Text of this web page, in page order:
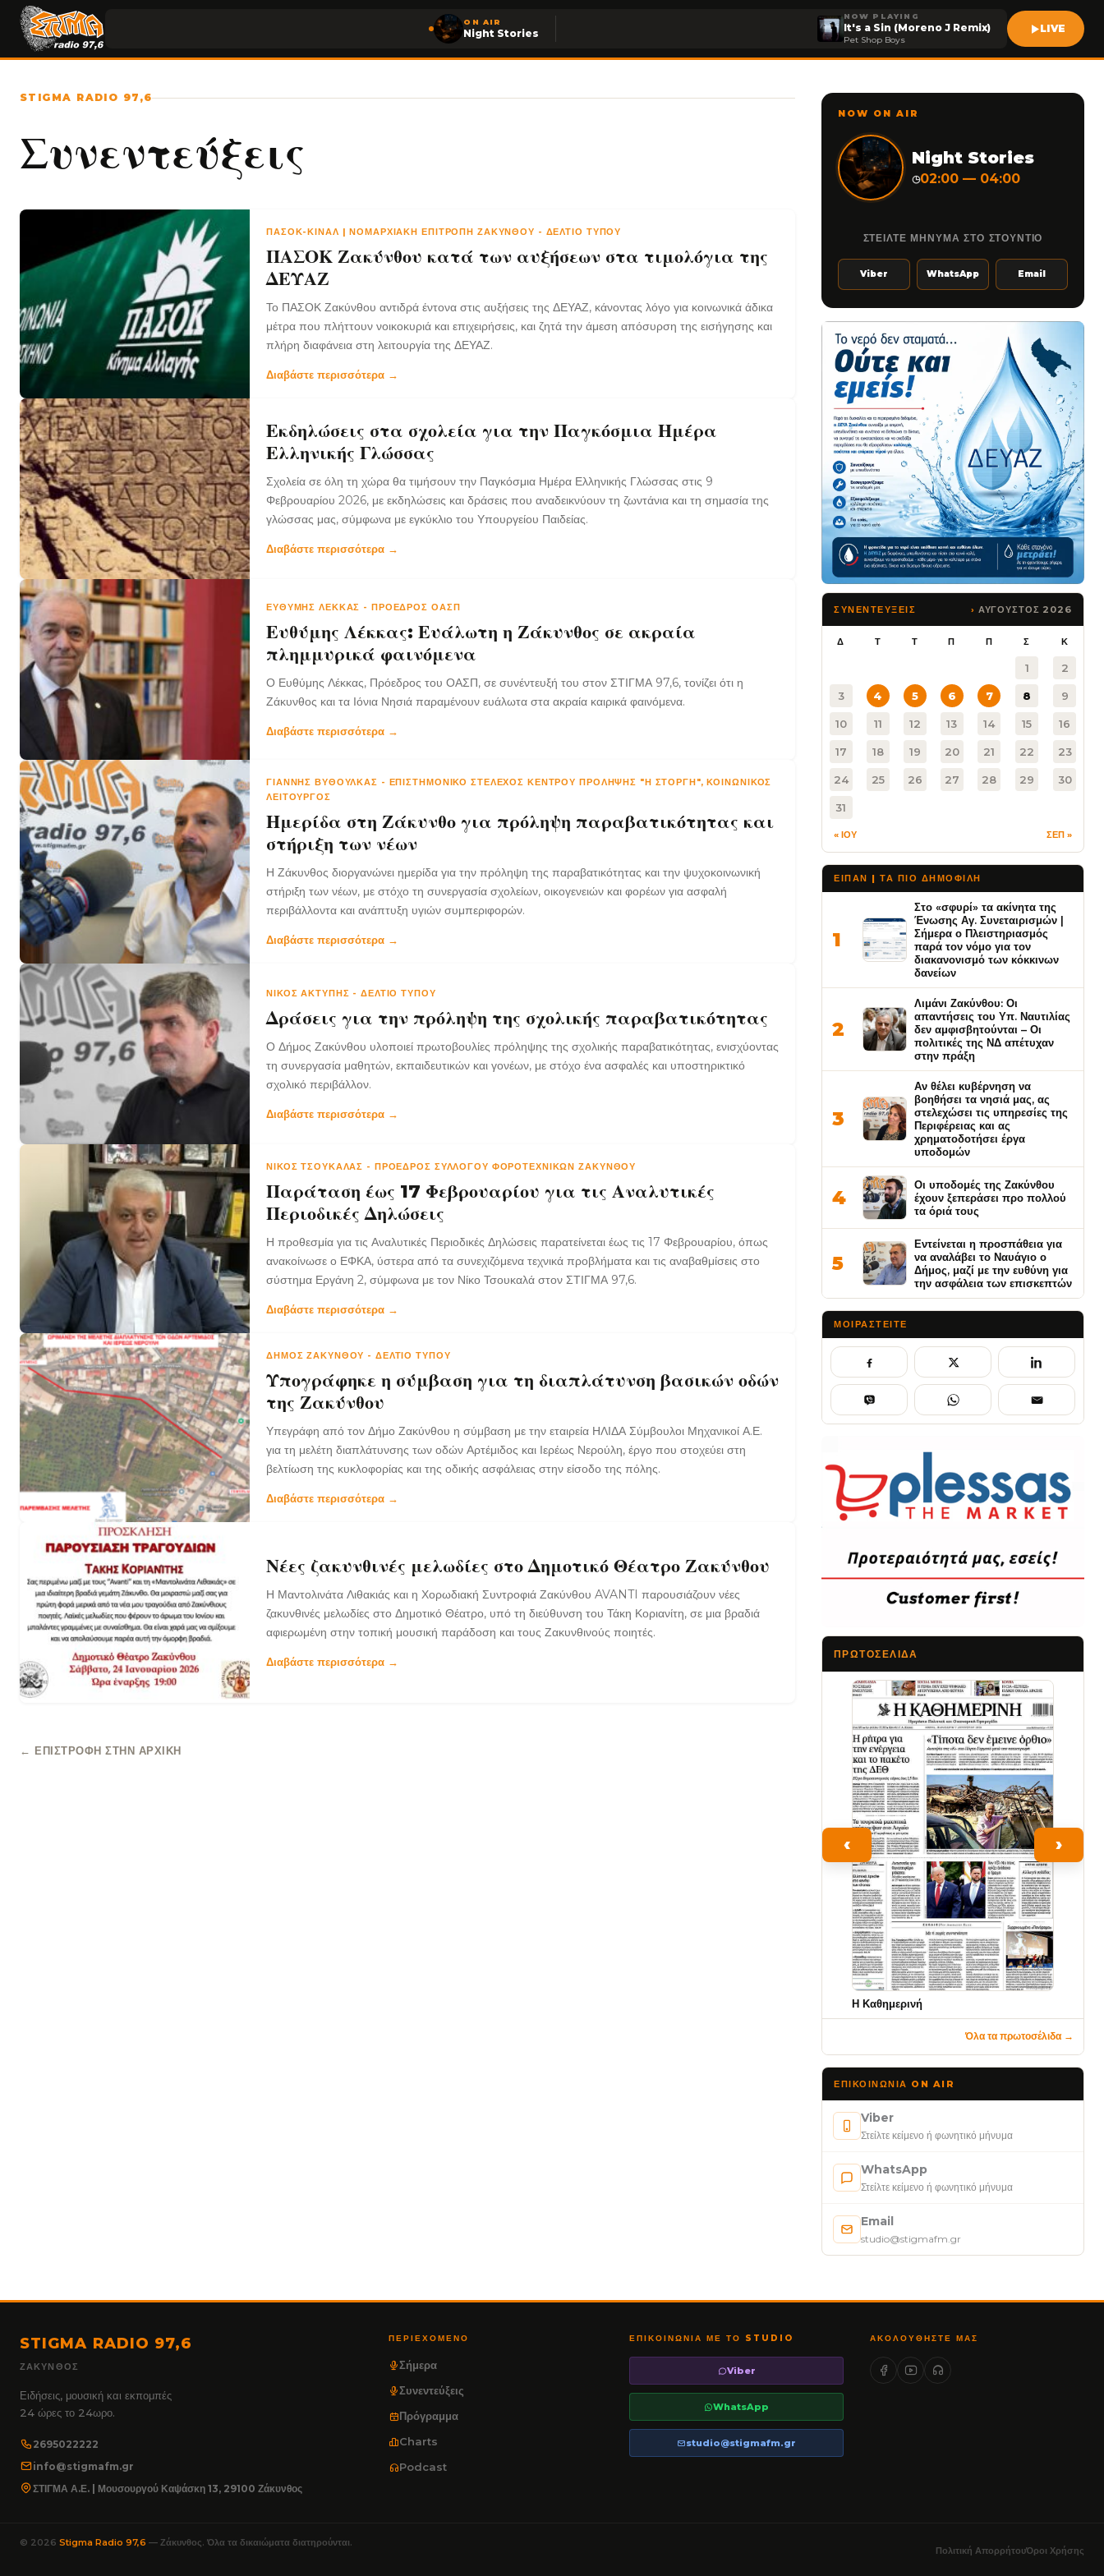
ON AIR
Night Stories
NOW PLAYING
It's a Sin (Moreno J Remix)
Pet Shop Boys
LIVE
STIGMA RADIO 97,6
Συνεντεύξεις
ΠΑΣΟΚ-ΚΙΝΑΛ | ΝΟΜΑΡΧΙΑΚΉ ΕΠΙΤΡΟΠΉ ΖΑΚΎΝΘΟΥ - ΔΕΛΤΊΟ ΤΎΠΟΥ
ΠΑΣΟΚ Ζακύνθου κατά των αυξήσεων στα τιμολόγια της
ΔΕΥΑΖ
Το ΠΑΣΟΚ Ζακύνθου αντιδρά έντονα στις αυξήσεις της ΔΕΥΑΖ, κάνοντας λόγο για κοινωνικά άδικα
μέτρα που πλήττουν νοικοκυριά και επιχειρήσεις, και ζητά την άμεση απόσυρση της εισήγησης και
πλήρη διαφάνεια στη λειτουργία της ΔΕΥΑΖ.
Διαβάστε περισσότερα →
Εκδηλώσεις στα σχολεία για την Παγκόσμια Ημέρα
Ελληνικής Γλώσσας
Σχολεία σε όλη τη χώρα θα τιμήσουν την Παγκόσμια Ημέρα Ελληνικής Γλώσσας στις 9
Φεβρουαρίου 2026, με εκδηλώσεις και δράσεις που αναδεικνύουν τη ζωντάνια και τη σημασία της
γλώσσας μας, σύμφωνα με εγκύκλιο του Υπουργείου Παιδείας.
Διαβάστε περισσότερα →
ΕΥΘΎΜΗΣ ΛΈΚΚΑΣ - ΠΡΌΕΔΡΟΣ ΟΑΣΠ
Ευθύμης Λέκκας: Ευάλωτη η Ζάκυνθος σε ακραία
πλημμυρικά φαινόμενα
Ο Ευθύμης Λέκκας, Πρόεδρος του ΟΑΣΠ, σε συνέντευξή του στον ΣΤΙΓΜΑ 97,6, τονίζει ότι η
Ζάκυνθος και τα Ιόνια Νησιά παραμένουν ευάλωτα στα ακραία καιρικά φαινόμενα.
Διαβάστε περισσότερα →
ΓΙΆΝΝΗΣ ΒΥΘΟΎΛΚΑΣ - ΕΠΙΣΤΗΜΟΝΙΚΌ ΣΤΈΛΕΧΟΣ ΚΈΝΤΡΟΥ ΠΡΌΛΗΨΗΣ "Η ΣΤΟΡΓΉ", ΚΟΙΝΩΝΙΚΌΣ
ΛΕΙΤΟΥΡΓΌΣ
Ημερίδα στη Ζάκυνθο για πρόληψη παραβατικότητας και
στήριξη των νέων
Η Ζάκυνθος διοργανώνει ημερίδα για την πρόληψη της παραβατικότητας και την ψυχοκοινωνική
στήριξη των νέων, με στόχο τη συνεργασία σχολείων, οικογενειών και φορέων για ασφαλή
περιβάλλοντα και ανάπτυξη υγιών συμπεριφορών.
Διαβάστε περισσότερα →
ΝΊΚΟΣ ΑΚΤΎΠΗΣ -ΔΕΛΤΊΟ ΤΎΠΟΥ
Δράσεις για την πρόληψη της σχολικής παραβατικότητας
Ο Δήμος Ζακύνθου υλοποιεί πρωτοβουλίες πρόληψης της σχολικής παραβατικότητας, ενισχύοντας
τη συνεργασία μαθητών, εκπαιδευτικών και γονέων, με στόχο ένα ασφαλές και υποστηρικτικό
σχολικό περιβάλλον.
Διαβάστε περισσότερα →
ΝΊΚΟΣ ΤΣΟΥΚΑΛΆΣ - ΠΡΌΕΔΡΟΣ ΣΥΛΛΌΓΟΥ ΦΟΡΟΤΕΧΝΙΚΏΝ ΖΑΚΎΝΘΟΥ
Παράταση έως 17 Φεβρουαρίου για τις Αναλυτικές
Περιοδικές Δηλώσεις
Η προθεσμία για τις Αναλυτικές Περιοδικές Δηλώσεις παρατείνεται έως τις 17 Φεβρουαρίου, όπως
ανακοίνωσε ο ΕΦΚΑ, ύστερα από τα συνεχιζόμενα τεχνικά προβλήματα και τις αναβαθμίσεις στο
σύστημα Εργάνη 2, σύμφωνα με τον Νίκο Τσουκαλά στον ΣΤΙΓΜΑ 97,6.
Διαβάστε περισσότερα →
ΔΉΜΟΣ ΖΑΚΎΝΘΟΥ - ΔΕΛΤΊΟ ΤΎΠΟΥ
Υπογράφηκε η σύμβαση για τη διαπλάτυνση βασικών οδών
της Ζακύνθου
Υπεγράφη από τον Δήμο Ζακύνθου η σύμβαση με την εταιρεία ΗΛΙΔΑ Σύμβουλοι Μηχανικοί Α.Ε.
για τη μελέτη διαπλάτυνσης των οδών Αρτέμιδος και Ιερέως Νερούλη, έργο που στοχεύει στη
βελτίωση της κυκλοφορίας και της οδικής ασφάλειας στην είσοδο της πόλης.
Διαβάστε περισσότερα →
Νέες ζακυνθινές μελωδίες στο Δημοτικό Θέατρο Ζακύνθου
Η Μαντολινάτα Λιθακιάς και η Χορωδιακή Συντροφιά Ζακύνθου AVANTI παρουσιάζουν νέες
ζακυνθινές μελωδίες στο Δημοτικό Θέατρο, υπό τη διεύθυνση του Τάκη Κοριανίτη, σε μια βραδιά
αφιερωμένη στην τοπική μουσική παράδοση και τους Ζακυνθινούς ποιητές.
Διαβάστε περισσότερα →
← ΕΠΙΣΤΡΟΦΉ ΣΤΗΝ ΑΡΧΙΚΉ
NOW ON AIR
Night Stories
◷02:00 — 04:00
ΣΤΕΙΛΤΕ ΜΗΝΥΜΑ ΣΤΟ ΣΤΟΥΝΤΙΟ
Viber WhatsApp Email
ΣΥΝΕΝΤΕΥΞΕΙΣ ΑΥΓΟΥΣΤΟΣ 2026
Δ Τ Τ Π Π Σ Κ
1 2
3 4 5 6 7 8 9
10 11 12 13 14 15 16
17 18 19 20 21 22 23
24 25 26 27 28 29 30
31
« ΙΟΥ ΣΕΠ »
ΕΙΠΑΝ | ΤΑ ΠΙΟ ΔΗΜΟΦΙΛΉ
1
Στο «σφυρί» τα ακίνητα της
Ένωσης Αγ. Συνεταιρισμών |
Σήμερα ο Πλειστηριασμός
παρά τον νόμο για τον
διακανονισμό των κόκκινων
δανείων
2
Λιμάνι Ζακύνθου: Οι
απαντήσεις του Υπ. Ναυτιλίας
δεν αμφισβητούνται – Οι
πολιτικές της ΝΔ απέτυχαν
στην πράξη
3
Αν θέλει κυβέρνηση να
βοηθήσει τα νησιά μας, ας
στελεχώσει τις υπηρεσίες της
Περιφέρειας και ας
χρηματοδοτήσει έργα
υποδομών
4
Οι υποδομές της Ζακύνθου
έχουν ξεπεράσει προ πολλού
τα όριά τους
5
Εντείνεται η προσπάθεια για
να αναλάβει το Ναυάγιο ο
Δήμος, μαζί με την ευθύνη για
την ασφάλεια των επισκεπτών
ΜΟΙΡΑΣΤΕΊΤΕ
ΠΡΩΤΟΣΈΛΙΔΑ
‹
Η Καθημερινή
›
Όλα τα πρωτοσέλιδα →
ΕΠΙΚΟΙΝΩΝΊΑ ON AIR
Viber
Στείλτε κείμενο ή φωνητικό μήνυμα
WhatsApp
Στείλτε κείμενο ή φωνητικό μήνυμα
Email
studio@stigmafm.gr
STIGMA RADIO 97,6
ΖΆΚΥΝΘΟΣ
Ειδήσεις, μουσική και εκπομπές
24 ώρες το 24ωρο.
2695022222
info@stigmafm.gr
ΣΤΙΓΜΑ Α.Ε. | Μουσουργού Καψάσκη 13, 29100 Ζάκυνθος
ΠΕΡΙΕΧΌΜΕΝΟ
Σήμερα
Συνεντεύξεις
Πρόγραμμα
Charts
Podcast
ΕΠΙΚΟΙΝΩΝΊΑ ΜΕ ΤΟ STUDIO
Viber
WhatsApp
studio@stigmafm.gr
ΑΚΟΛΟΥΘΉΣΤΕ ΜΑΣ
© 2026 Stigma Radio 97,6 — Ζάκυνθος. Όλα τα δικαιώματα διατηρούνται.
Πολιτική ΑπορρήτουΌροι Χρήσης